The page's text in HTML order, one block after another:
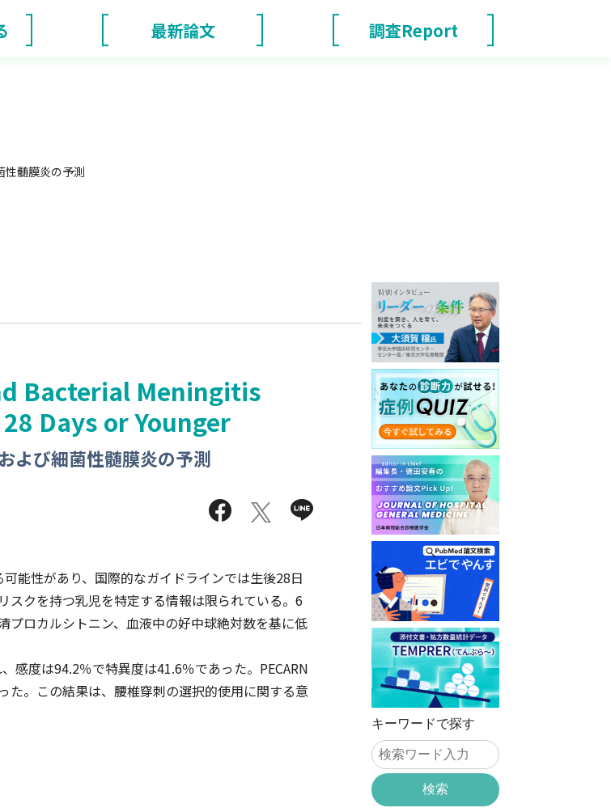
最新論文 調査Report
性髄膜炎の予測
Bacterial Meningitis
Days or Younger
よび細菌性髄膜炎の予測
能性があり、国際的なガイドラインでは生後28日
スクを持つ乳児を特定する情報は限られている。6
プロカルシトニン、血液中の好中球絶対数を基に低
度は94.2％で特異度は41.6％であった。PECARN
。この結果は、腰椎穿刺の選択的使用に関する意
キーワードで探す
検索